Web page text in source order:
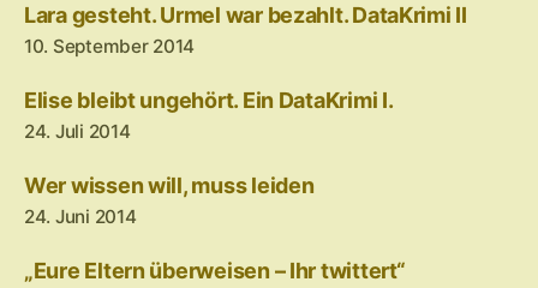
Lara gesteht. Urmel war bezahlt. DataKrimi II
10. September 2014
Elise bleibt ungehört. Ein DataKrimi I.
24. Juli 2014
Wer wissen will, muss leiden
24. Juni 2014
„Eure Eltern überweisen – Ihr twittert“